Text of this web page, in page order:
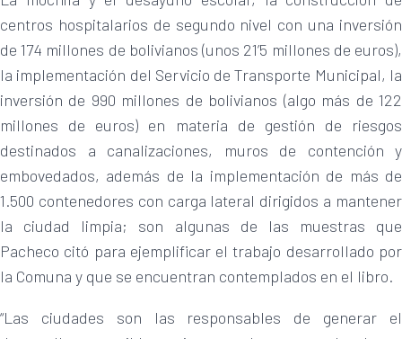
centros hospitalarios de segundo nivel con una inversión
de 174 millones de bolivianos (unos 21’5 millones de euros),
la implementación del Servicio de Transporte Municipal, la
inversión de 990 millones de bolivianos (algo más de 122
millones de euros) en materia de gestión de riesgos
destinados a canalizaciones, muros de contención y
embovedados, además de la implementación de más de
1.500 contenedores con carga lateral dirigidos a mantener
la ciudad limpia; son algunas de las muestras que
Pacheco citó para ejemplificar el trabajo desarrollado por
la Comuna y que se encuentran contemplados en el libro.
“Las ciudades son las responsables de generar el